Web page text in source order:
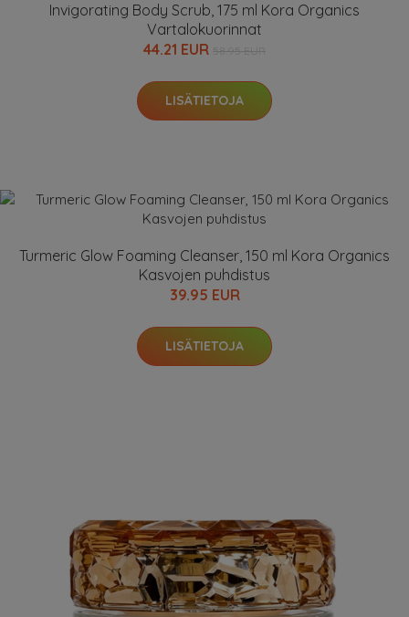
Invigorating Body Scrub, 175 ml Kora Organics
Vartalokuorinnat
44.21 EUR
LISÄTIETOJA
Turmeric Glow Foaming Cleanser, 150 ml Kora Organics
Kasvojen puhdistus
39.95 EUR
LISÄTIETOJA